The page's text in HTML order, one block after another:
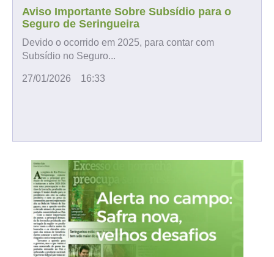
Aviso Importante Sobre Subsídio para o
Seguro de Seringueira
Devido o ocorrido em 2025, para contar com
Subsídio no Seguro...
27/01/2026 16:33